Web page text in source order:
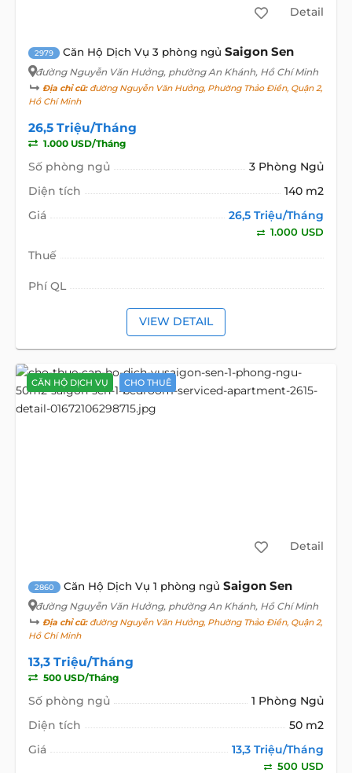
Detail
2979 Căn Hộ Dịch Vụ 3 phòng ngủ Saigon Sen
đường Nguyễn Văn Hưởng, phường An Khánh, Hồ Chí Minh
Địa chỉ cũ:đường Nguyễn Văn Hưởng, Phường Thảo Điền, Quận 2,
Hồ Chí Minh
26,5 Triệu/Tháng
1.000 USD/Tháng
Số phòng ngủ
3 Phòng Ngủ
Diện tích
140 m2
Giá
26,5 Triệu/Tháng
1.000 USD
Thuế
Phí QL
VIEW DETAIL
CĂN HỘ DỊCH VỤ CHO THUÊ
Detail
2860 Căn Hộ Dịch Vụ 1 phòng ngủ Saigon Sen
đường Nguyễn Văn Hưởng, phường An Khánh, Hồ Chí Minh
Địa chỉ cũ:đường Nguyễn Văn Hưởng, Phường Thảo Điền, Quận 2,
Hồ Chí Minh
13,3 Triệu/Tháng
500 USD/Tháng
Số phòng ngủ
1 Phòng Ngủ
Diện tích
50 m2
Giá
13,3 Triệu/Tháng
500 USD